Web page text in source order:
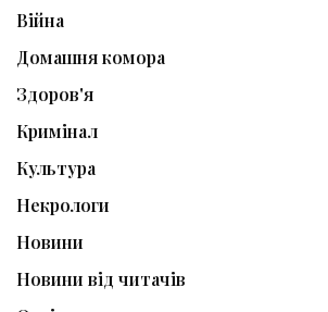
Війна
Домашня комора
Здоров'я
Кримінал
Культура
Некрологи
Новини
Новини від читачів